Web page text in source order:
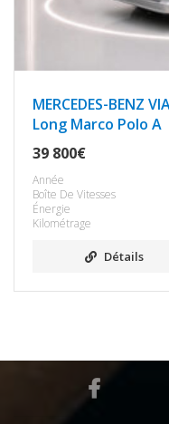
MERCEDES-BENZ
Long Marco Polo A
39 800€
Année
Boîte De Vitesses
Énergie
Kilométrage
Détails